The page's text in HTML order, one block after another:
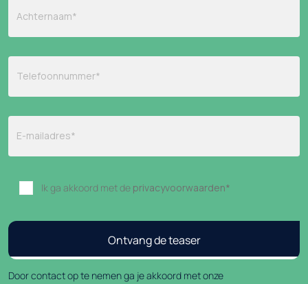
Ik ga akkoord met de privacyvoorwaarden*
Door contact op te nemen ga je akkoord met onze